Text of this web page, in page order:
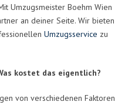
Umzugsmeister Boehm Wien
an deiner Seite. Wir bieten
Umzugsservice zu
kostet das eigentlich?
von verschiedenen Faktoren